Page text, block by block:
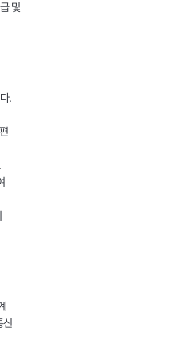
및
.
신